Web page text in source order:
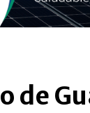
de